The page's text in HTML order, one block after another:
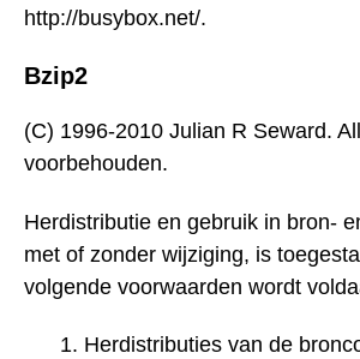
http://busybox.net/.
Bzip2
(C) 1996-2010 Julian R Seward.
voorbehouden.
Herdistributie en gebruik in bron-
met of zonder wijziging, is
volgende voorwaarden wordt
Herdistributies van de